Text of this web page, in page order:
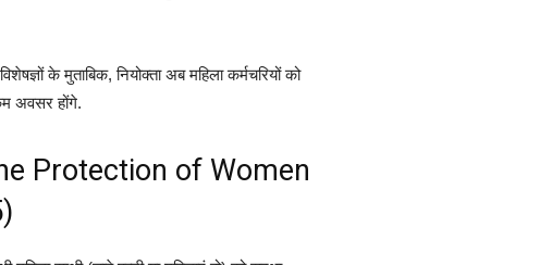
के मुताबिक, नियोक्ता अब महिला कर्मचरियों को
अवसर होंगे.
Protection of Women